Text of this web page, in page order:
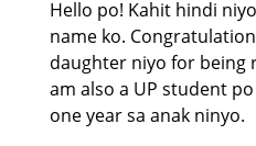
Hello po! Kahit hindi
name ko.
daughter niyo for being
am also a UP student
one year sa anak ninyo.